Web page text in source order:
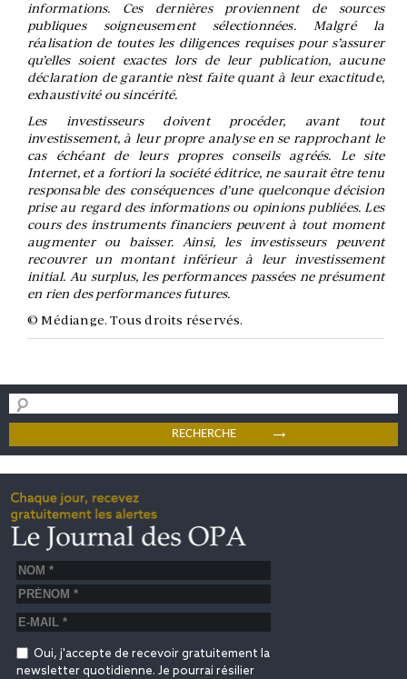
informations. Ces dernières proviennent de sources
publiques soigneusement sélectionnées. Malgré la
réalisation de toutes les diligences requises pour s’assurer
qu’elles soient exactes lors de leur publication, aucune
déclaration de garantie n’est faite quant à leur exactitude,
exhaustivité ou sincérité.
Les investisseurs doivent procéder, avant tout
investissement, à leur propre analyse en se rapprochant le
cas échéant de leurs propres conseils agréés. Le site
Internet, et a fortiori la société éditrice, ne saurait être tenu
responsable des conséquences d’une quelconque décision
prise au regard des informations ou opinions publiées. Les
cours des instruments financiers peuvent à tout moment
augmenter ou baisser. Ainsi, les investisseurs peuvent
recouvrer un montant inférieur à leur investissement
initial. Au surplus, les performances passées ne présument
en rien des performances futures.
© Médiange. Tous droits réservés.
Oui, j'accepte de recevoir gratuitement la
newsletter quotidienne. Je pourrai résilier